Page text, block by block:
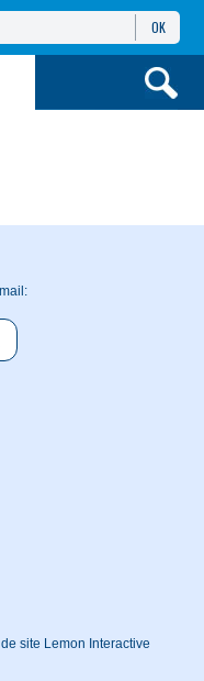
OK
site Lemon Interactive